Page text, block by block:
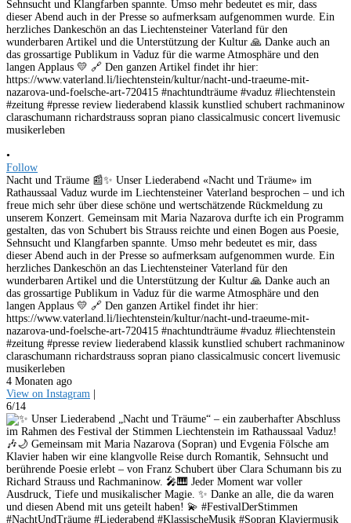
•
Follow
Nacht und Träume 📰✨ Unser Liederabend «Nacht und Träume» im
Rathaussaal Vaduz wurde im Liechtensteiner Vaterland besprochen – und ich
freue mich sehr über diese schöne und wertschätzende Rückmeldung zu
unserem Konzert. Gemeinsam mit Maria Nazarova durfte ich ein Programm
gestalten, das von Schubert bis Strauss reichte und einen Bogen aus Poesie,
Sehnsucht und Klangfarben spannte. Umso mehr bedeutet es mir, dass
dieser Abend auch in der Presse so aufmerksam aufgenommen wurde. Ein
herzliches Dankeschön an das Liechtensteiner Vaterland für den
wunderbaren Artikel und die Unterstützung der Kultur 🙏 Danke auch an
das grossartige Publikum in Vaduz für die warme Atmosphäre und den
langen Applaus 💛 🔗 Den ganzen Artikel findet ihr hier:
https://www.vaterland.li/liechtenstein/kultur/nacht-und-traeume-mit-
nazarova-und-foelsche-art-720415 #nachtundträume #vaduz #liechtenstein
#zeitung #presse review liederabend klassik kunstlied schubert rachmaninow
claraschumann richardstrauss sopran piano classicalmusic concert livemusic
musikerleben
4 Monaten ago
View on Instagram
6/14